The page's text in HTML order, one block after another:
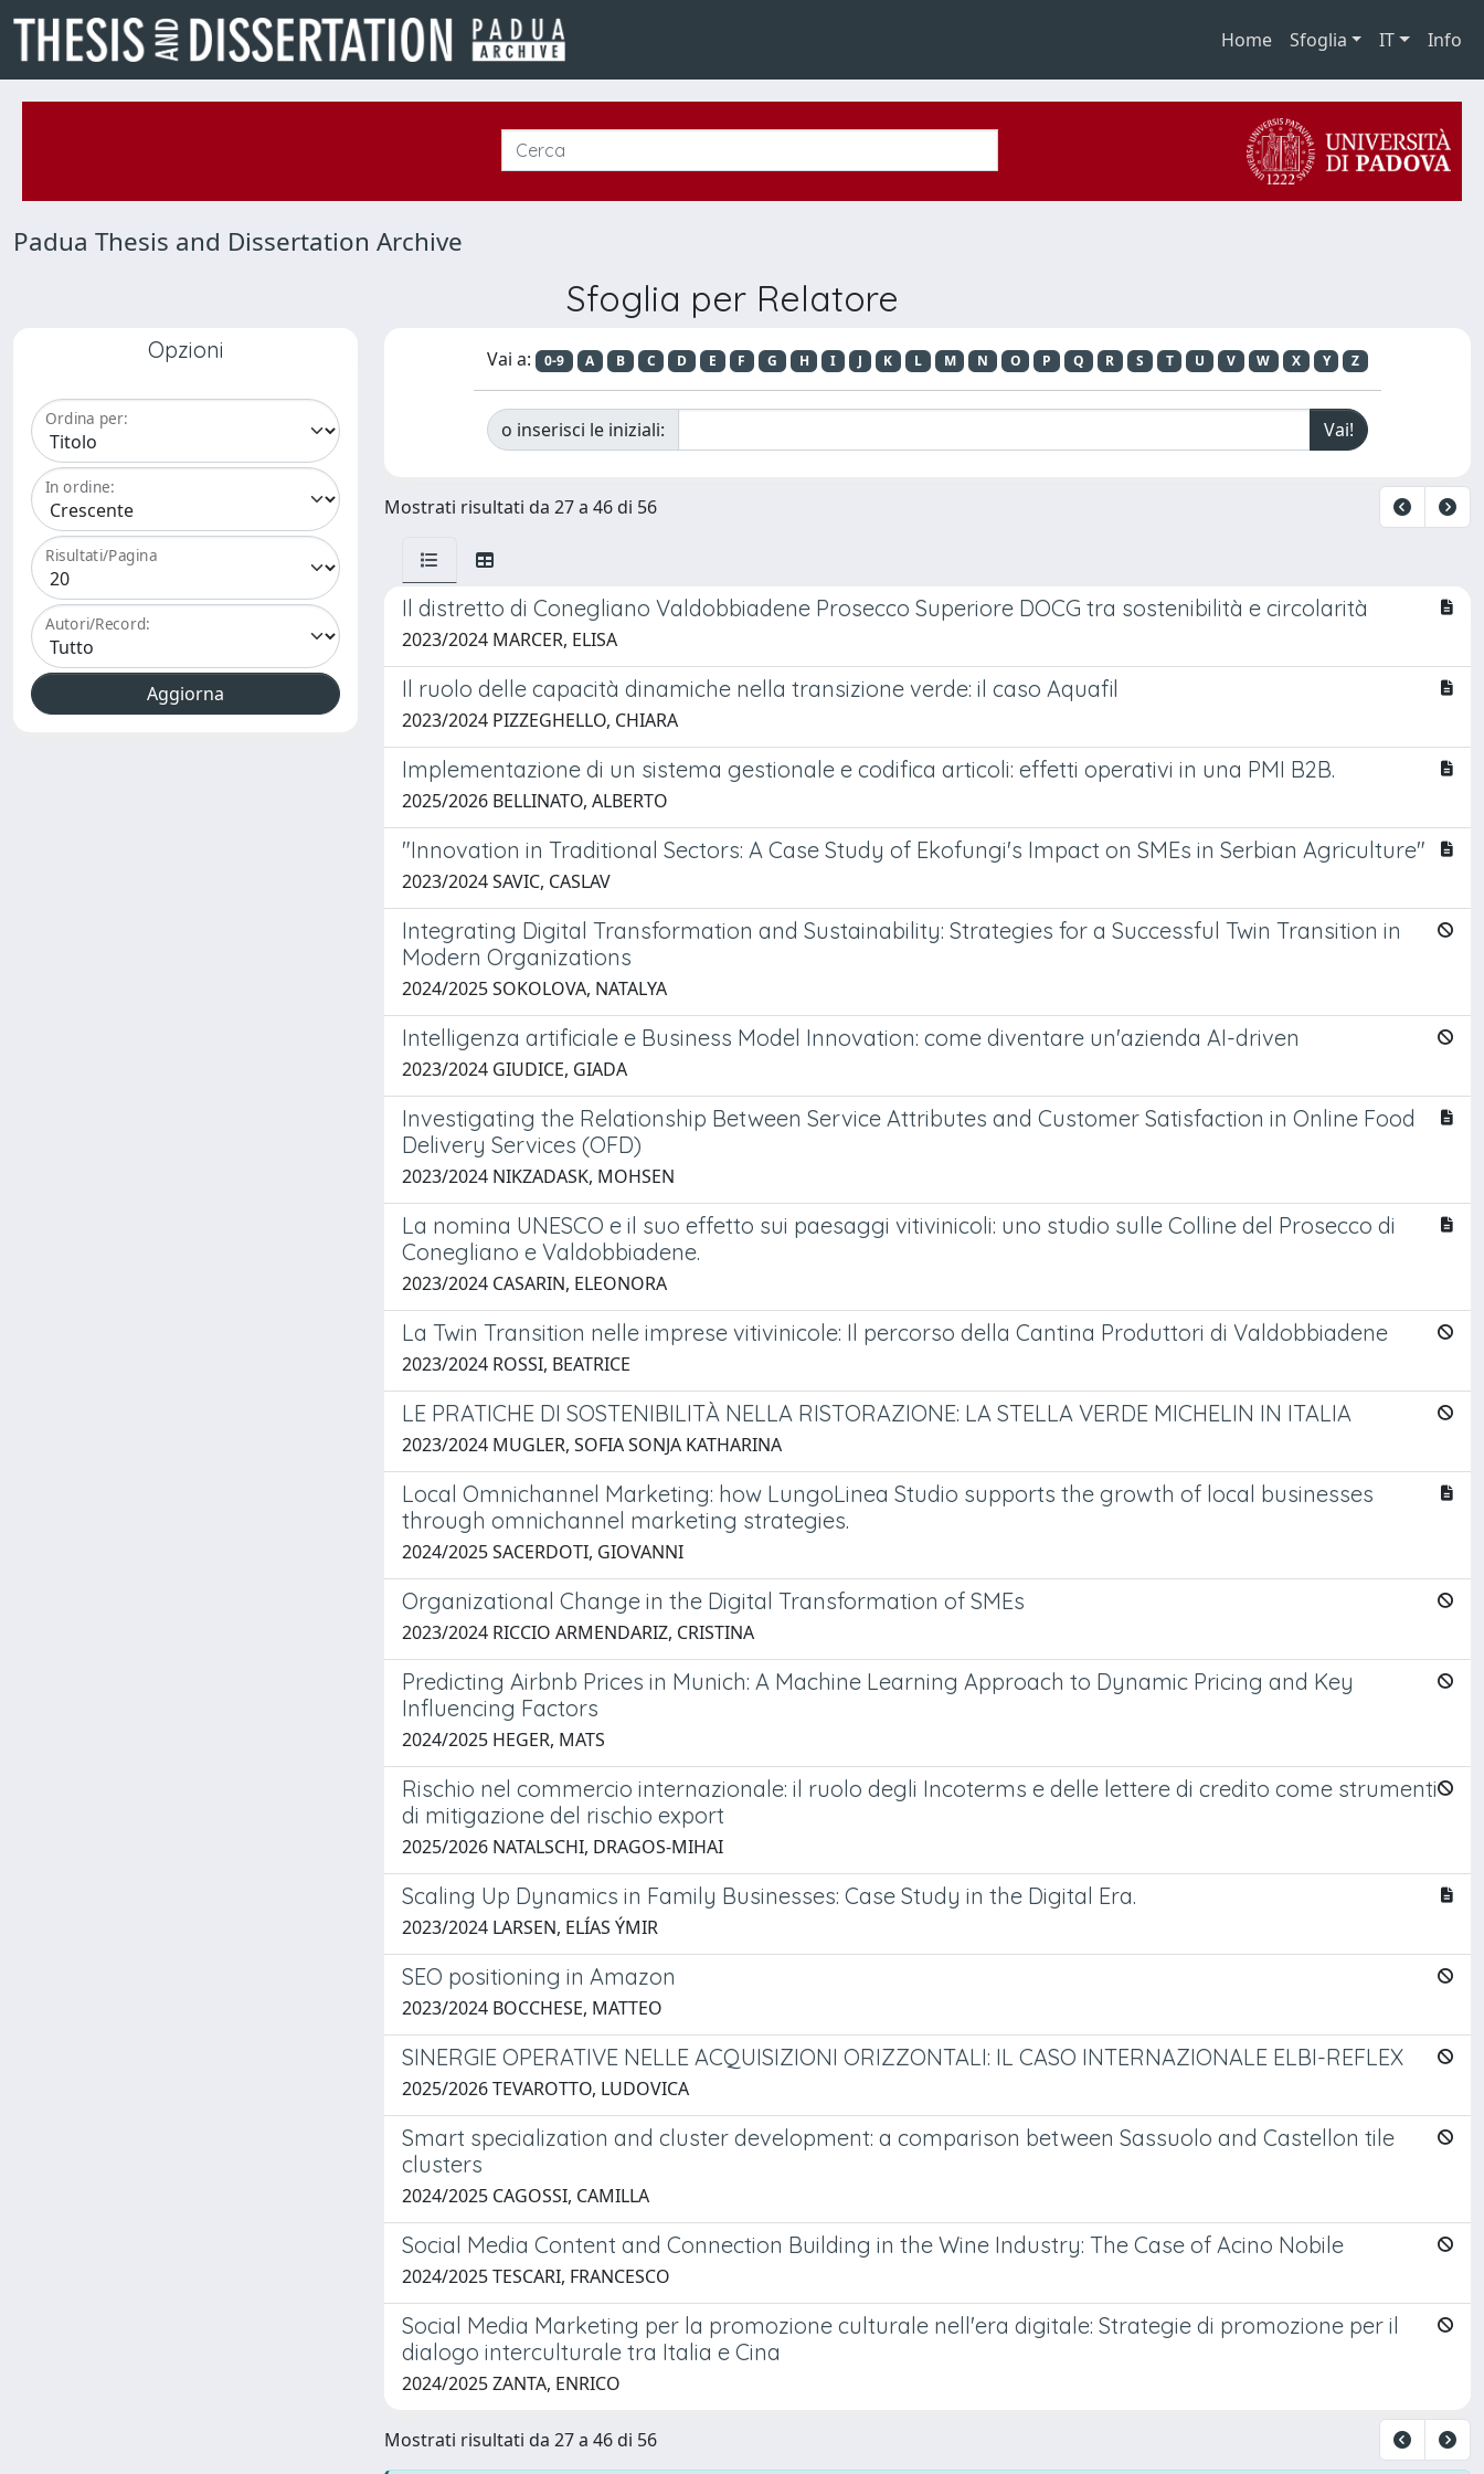
Home Sfoglia IT Info
Padua Thesis and Dissertation Archive
Sfoglia per Relatore
Opzioni
Ordina per:
In ordine:
Risultati/Pagina
Autori/Record:
Vai a: 0-9 A B C D E F G H I J K L M N O P Q R S T U V W X Y Z
o inserisci le iniziali:
Mostrati risultati da 27 a 46 di 56
Il distretto di Conegliano Valdobbiadene Prosecco Superiore DOCG tra sostenibilità e circolarità
2023/2024 MARCER, ELISA
Il ruolo delle capacità dinamiche nella transizione verde: il caso Aquafil
2023/2024 PIZZEGHELLO, CHIARA
Implementazione di un sistema gestionale e codifica articoli: effetti operativi in una PMI B2B.
2025/2026 BELLINATO, ALBERTO
"Innovation in Traditional Sectors: A Case Study of Ekofungi's Impact on SMEs in Serbian Agriculture"
2023/2024 SAVIC, CASLAV
Integrating Digital Transformation and Sustainability: Strategies for a Successful Twin Transition in
Modern Organizations
2024/2025 SOKOLOVA, NATALYA
Intelligenza artificiale e Business Model Innovation: come diventare un'azienda AI-driven
2023/2024 GIUDICE, GIADA
Investigating the Relationship Between Service Attributes and Customer Satisfaction in Online Food
Delivery Services (OFD)
2023/2024 NIKZADASK, MOHSEN
La nomina UNESCO e il suo effetto sui paesaggi vitivinicoli: uno studio sulle Colline del Prosecco di
Conegliano e Valdobbiadene.
2023/2024 CASARIN, ELEONORA
La Twin Transition nelle imprese vitivinicole: Il percorso della Cantina Produttori di Valdobbiadene
2023/2024 ROSSI, BEATRICE
LE PRATICHE DI SOSTENIBILITÀ NELLA RISTORAZIONE: LA STELLA VERDE MICHELIN IN ITALIA
2023/2024 MUGLER, SOFIA SONJA KATHARINA
Local Omnichannel Marketing: how LungoLinea Studio supports the growth of local businesses
through omnichannel marketing strategies.
2024/2025 SACERDOTI, GIOVANNI
Organizational Change in the Digital Transformation of SMEs
2023/2024 RICCIO ARMENDARIZ, CRISTINA
Predicting Airbnb Prices in Munich: A Machine Learning Approach to Dynamic Pricing and Key
Influencing Factors
2024/2025 HEGER, MATS
Rischio nel commercio internazionale: il ruolo degli Incoterms e delle lettere di credito come strumenti
di mitigazione del rischio export
2025/2026 NATALSCHI, DRAGOS-MIHAI
Scaling Up Dynamics in Family Businesses: Case Study in the Digital Era.
2023/2024 LARSEN, ELÍAS ÝMIR
SEO positioning in Amazon
2023/2024 BOCCHESE, MATTEO
SINERGIE OPERATIVE NELLE ACQUISIZIONI ORIZZONTALI: IL CASO INTERNAZIONALE ELBI-REFLEX
2025/2026 TEVAROTTO, LUDOVICA
Smart specialization and cluster development: a comparison between Sassuolo and Castellon tile
clusters
2024/2025 CAGOSSI, CAMILLA
Social Media Content and Connection Building in the Wine Industry: The Case of Acino Nobile
2024/2025 TESCARI, FRANCESCO
Social Media Marketing per la promozione culturale nell'era digitale: Strategie di promozione per il
dialogo interculturale tra Italia e Cina
2024/2025 ZANTA, ENRICO
Mostrati risultati da 27 a 46 di 56